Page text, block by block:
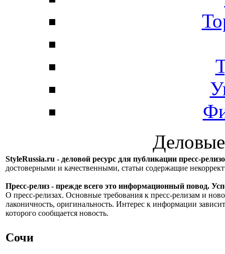
StyleRussia.ru - деловой ресурс для публикации пресс-
достоверными и качественными, статьи содержащие
Пресс-релиз - прежде всего это информационный повод.
О пресс-релизах. Основные требования к пресс-релизам и
лаконичность, оригинальность. Интерес к информации
которого сообщается новость.
Сочи